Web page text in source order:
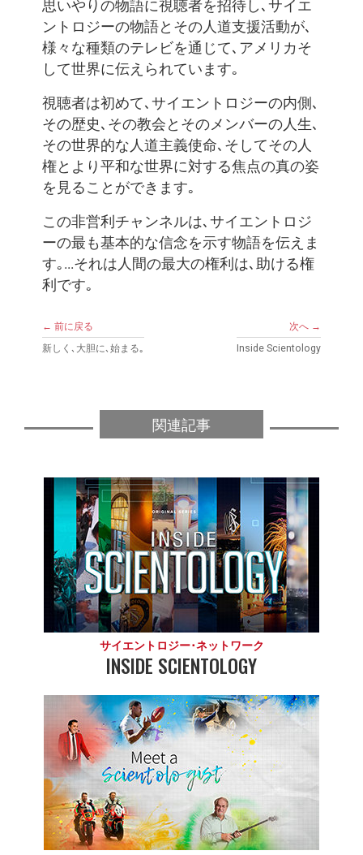
思いやりの物語に視聴者を招待し､サイエ
ントロジーの物語とその人道支援活動が､
様々な種類のテレビを通じて､アメリカそ
して世界に伝えられています｡
視聴者は初めて､サイエントロジーの内側､
その歴史､その教会とそのメンバーの人生､
その世界的な人道主義使命､そしてその人
権とより平和な世界に対する焦点の真の姿
を見ることができます｡
この非営利チャンネルは､サイエントロジ
ーの最も基本的な信念を示す物語を伝えま
す｡...それは人間の最大の権利は､助ける権
利です｡
← 前に戻る
新しく､大胆に､始まる｡
次へ →
Inside Scientology
関連記事
サイエントロジー･ネットワーク
INSIDE SCIENTOLOGY